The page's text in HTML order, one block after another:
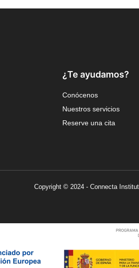
¿Te ayudamos?
Conócenos
Nuestros servicios
Reserve una cita
Copyright © 2024 - Connecta